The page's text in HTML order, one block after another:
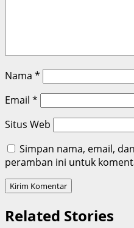
Nama *
Email *
Situs Web
Simpan nama, email,
peramban ini untuk
Related Stories